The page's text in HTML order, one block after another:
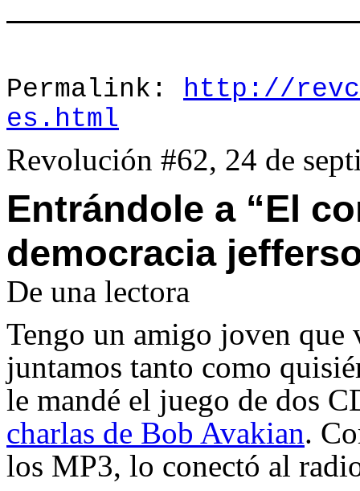
Permalink: http://
es.html
Revolución #62, 24 de
Entrándole a “El
democracia
De una lectora
Tengo un amigo joven
juntamos tanto como
le mandé el juego de dos
charlas de Bob Avakian.
los MP3, lo conectó al